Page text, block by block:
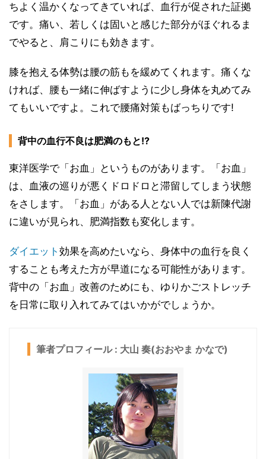
ちよく温かくなってきていれば、血行が促された証拠
です。痛い、若しくは固いと感じた部分がほぐれるま
でやると、肩こりにも効きます。
膝を抱える体勢は腰の筋もを緩めてくれます。痛くな
ければ、腰も一緒に伸ばすように少し身体を丸めてみ
てもいいですよ。これで腰痛対策もばっちりです!
背中の血行不良は肥満のもと!?
東洋医学で「お血」というものがあります。「お血」
は、血液の巡りが悪くドロドロと滞留してしまう状態
をさします。「お血」がある人とない人では新陳代謝
に違いが見られ、肥満指数も変化します。
ダイエット 効果を高めたいなら、身体中の血行を良く
することも考えた方が早道になる可能性があります。
背中の「お血」改善のためにも、ゆりかごストレッチ
を日常に取り入れてみてはいかがでしょうか。
筆者プロフィール : 大山 奏(おおやま かなで)